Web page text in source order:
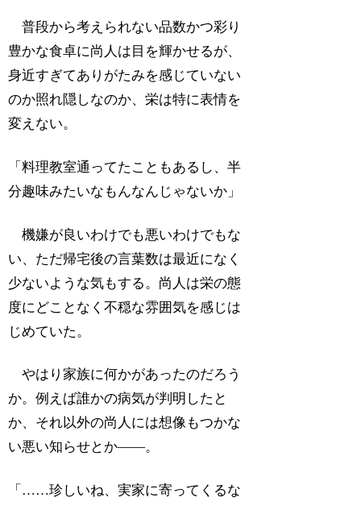
普段から考えられない品数かつ彩り
豊かな食卓に尚人は目を輝かせるが、
身近すぎてありがたみを感じていない
のか照れ隠しなのか、栄は特に表情を
変えない。
「料理教室通ってたこともあるし、半
分趣味みたいなもんなんじゃないか」
機嫌が良いわけでも悪いわけでもな
い、ただ帰宅後の言葉数は最近になく
少ないような気もする。尚人は栄の態
度にどことなく不穏な雰囲気を感じは
じめていた。
やはり家族に何かがあったのだろう
か。例えば誰かの病気が判明したと
か、それ以外の尚人には想像もつかな
い悪い知らせとか――。
「……珍しいね、実家に寄ってくるな